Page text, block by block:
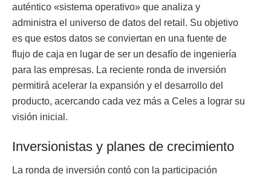
auténtico «sistema operativo» que analiza y
administra el universo de datos del retail. Su objetivo
es que estos datos se conviertan en una fuente de
flujo de caja en lugar de ser un desafío de ingeniería
para las empresas. La reciente ronda de inversión
permitirá acelerar la expansión y el desarrollo del
producto, acercando cada vez más a Celes a lograr su
visión inicial.
Inversionistas y planes de crecimiento
La ronda de inversión contó con la participación